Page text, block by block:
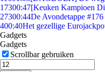
17300:47[Keuken Kampioen
27300:44De Avondetappe
400:40Het gezellige
Gadgets
Gadgets
Scrollbar gebruiken